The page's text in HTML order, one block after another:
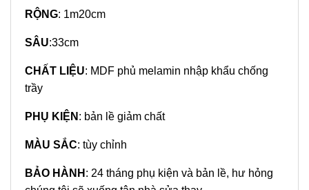
RỘNG: 1m20cm
SÂU:33cm
CHẤT LIỆU: MDF phủ melamin nhập khẩu chống
trầy
PHỤ KIỆN : bản lề giảm chất
MÀU SẮC: tùy chỉnh
BẢO HÀNH : 24 tháng phụ kiện và bản lề, hư hỏng